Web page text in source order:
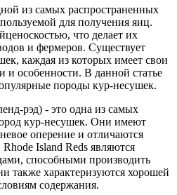
из самых распространенных
для получения яиц.
что делает их
и фермеров. Существует
каждая из которых имеет свои
и особенности. В данной статье
породы кур-несушек.
рэд) - это одна из самых
кур-несушек. Они имеют
оперение и отличаются
Island Reds являются
способными производить
также характеризуются хорошей
содержания.